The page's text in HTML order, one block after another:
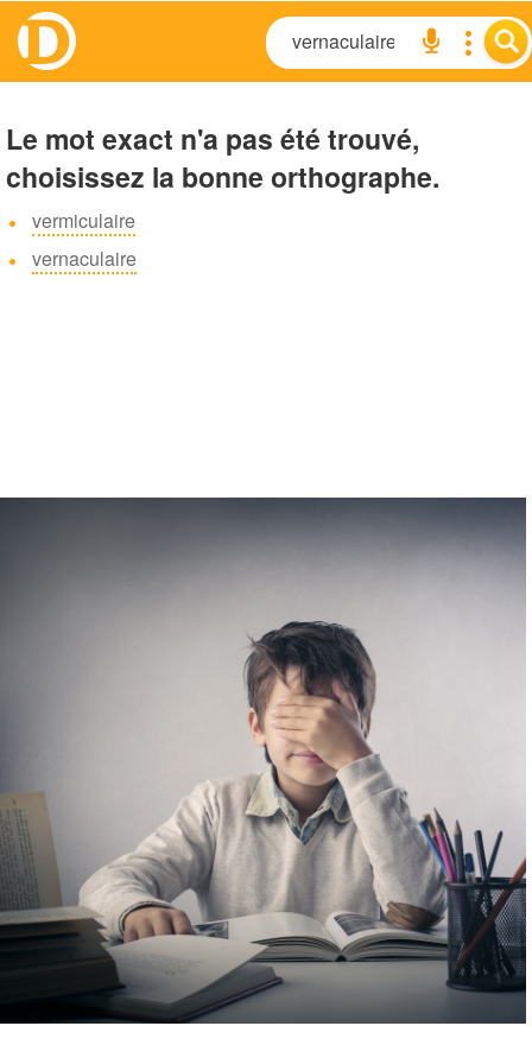
Le mot exact n'a pas été trouvé,
choisissez la bonne orthographe.
vermiculaire
vernaculaire